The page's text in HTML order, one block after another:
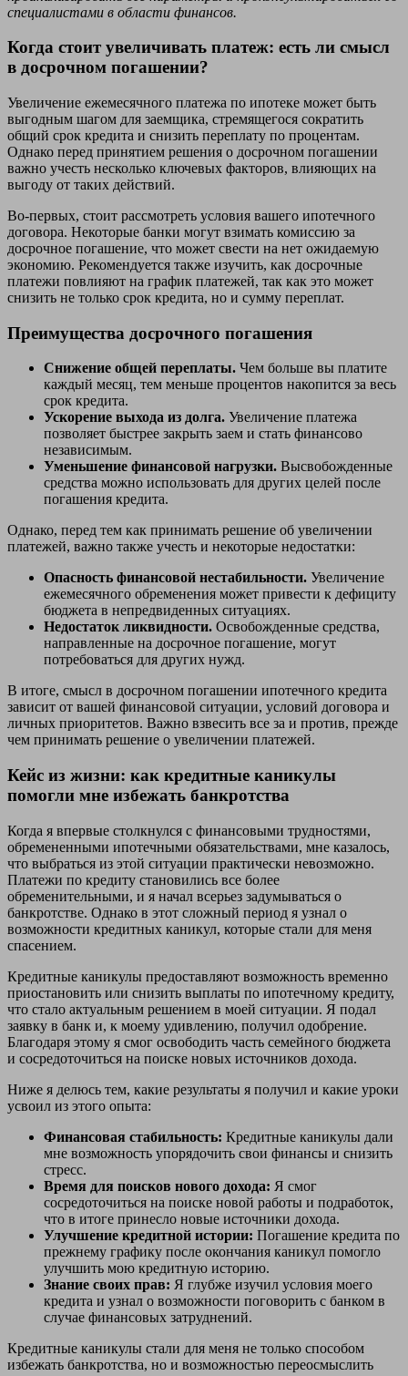
специалистами в области финансов.
Когда стоит увеличивать платеж: есть ли смысл
в досрочном погашении?
Увеличение ежемесячного платежа по ипотеке может быть
выгодным шагом для заемщика, стремящегося сократить
общий срок кредита и снизить переплату по процентам.
Однако перед принятием решения о досрочном погашении
важно учесть несколько ключевых факторов, влияющих на
выгоду от таких действий.
Во-первых, стоит рассмотреть условия вашего ипотечного
договора. Некоторые банки могут взимать комиссию за
досрочное погашение, что может свести на нет ожидаемую
экономию. Рекомендуется также изучить, как досрочные
платежи повлияют на график платежей, так как это может
снизить не только срок кредита, но и сумму переплат.
Преимущества досрочного погашения
Снижение общей переплаты. Чем больше вы платите
каждый месяц, тем меньше процентов накопится за весь
срок кредита.
Ускорение выхода из долга. Увеличение платежа
позволяет быстрее закрыть заем и стать финансово
независимым.
Уменьшение финансовой нагрузки. Высвобожденные
средства можно использовать для других целей после
погашения кредита.
Однако, перед тем как принимать решение об увеличении
платежей, важно также учесть и некоторые недостатки:
Опасность финансовой нестабильности. Увеличение
ежемесячного обременения может привести к дефициту
бюджета в непредвиденных ситуациях.
Недостаток ликвидности. Освобожденные средства,
направленные на досрочное погашение, могут
потребоваться для других нужд.
В итоге, смысл в досрочном погашении ипотечного кредита
зависит от вашей финансовой ситуации, условий договора и
личных приоритетов. Важно взвесить все за и против, прежде
чем принимать решение о увеличении платежей.
Кейс из жизни: как кредитные каникулы
помогли мне избежать банкротства
Когда я впервые столкнулся с финансовыми трудностями,
обремененными ипотечными обязательствами, мне казалось,
что выбраться из этой ситуации практически невозможно.
Платежи по кредиту становились все более
обременительными, и я начал всерьез задумываться о
банкротстве. Однако в этот сложный период я узнал о
возможности кредитных каникул, которые стали для меня
спасением.
Кредитные каникулы предоставляют возможность временно
приостановить или снизить выплаты по ипотечному кредиту,
что стало актуальным решением в моей ситуации. Я подал
заявку в банк и, к моему удивлению, получил одобрение.
Благодаря этому я смог освободить часть семейного бюджета
и сосредоточиться на поиске новых источников дохода.
Ниже я делюсь тем, какие результаты я получил и какие уроки
усвоил из этого опыта:
Финансовая стабильность: Кредитные каникулы дали
мне возможность упорядочить свои финансы и снизить
стресс.
Время для поисков нового дохода: Я смог
сосредоточиться на поиске новой работы и подработок,
что в итоге принесло новые источники дохода.
Улучшение кредитной истории: Погашение кредита по
прежнему графику после окончания каникул помогло
улучшить мою кредитную историю.
Знание своих прав: Я глубже изучил условия моего
кредита и узнал о возможности поговорить с банком в
случае финансовых затруднений.
Кредитные каникулы стали для меня не только способом
избежать банкротства, но и возможностью переосмыслить